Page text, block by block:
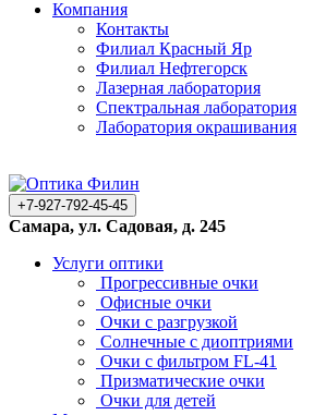
Компания
Контакты
Филиал Красный Яр
Филиал Нефтегорск
Лазерная лаборатория
Спектральная лаборатория
Лаборатория окрашивания
+7-927-792-45-45
Самара, ул. Садовая, д. 245
Услуги оптики
Прогрессивные очки
Офисные очки
Очки с разгрузкой
Солнечные с диоптриями
Очки с фильтром FL-41
Призматические очки
Очки для детей